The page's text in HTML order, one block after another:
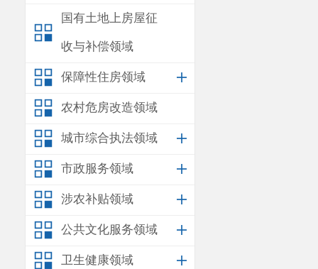
国有土地上房屋征
收与补偿领域
保障性住房领域
农村危房改造领域
城市综合执法领域
市政服务领域
涉农补贴领域
公共文化服务领域
卫生健康领域